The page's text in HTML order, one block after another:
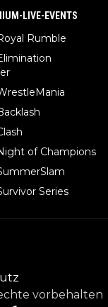
LIVE-EVENTS
Rumble
of Champions
Series
vorbehalten